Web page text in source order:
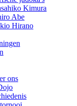
Kimura
Abe
Hirano
ons